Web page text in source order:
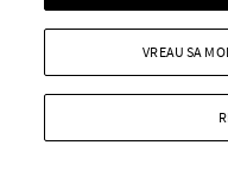
Jeff Bezos își vinde iahtul în
valoare de 500 de milioane
dolari. Ce sumă a cerut
miliardarul pentru nava sa,
VREAU SA